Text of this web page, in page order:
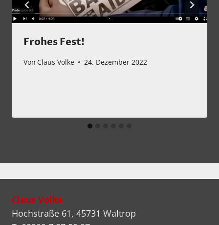
Frohes Fest!
Von Claus Volke 24. Dezember 2022
Claus Volke
Hochstraße 61, 45731 Waltrop